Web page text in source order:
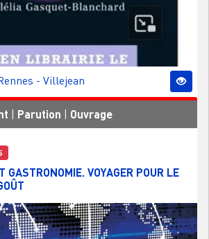
- Villejean
Parution Ouvrage
GASTRONOMIE. VOYAGER POUR LE